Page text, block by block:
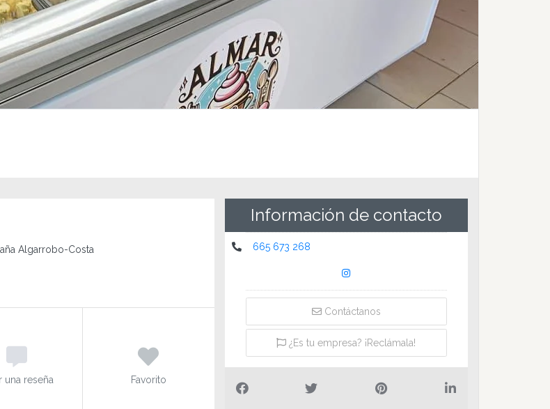
Algarrobo-Costa
una reseña Favorito
Información de contacto
665 673 268
Contáctanos
¿Es tu empresa? ¡Reclámala!